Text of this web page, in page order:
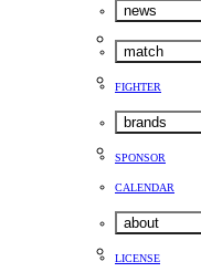
news
match
FIGHTER
brands
SPONSOR
CALENDAR
about
LICENSE